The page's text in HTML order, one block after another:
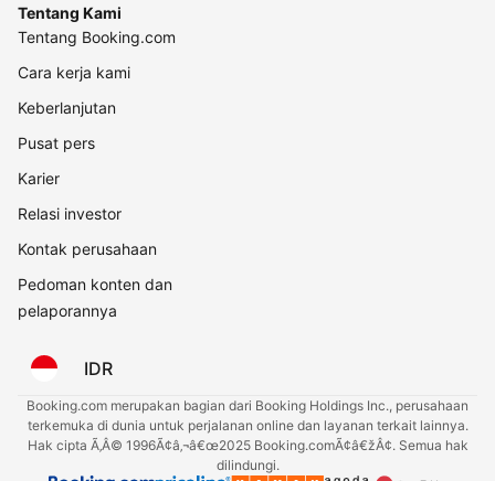
Tentang Kami
Tentang Booking.com
Cara kerja kami
Keberlanjutan
Pusat pers
Karier
Relasi investor
Kontak perusahaan
Pedoman konten dan
pelaporannya
IDR
Booking.com merupakan bagian dari Booking Holdings Inc., perusahaan
terkemuka di dunia untuk perjalanan online dan layanan terkait lainnya.
Hak cipta Ã‚Â© 1996Ã¢â‚¬â€œ2025 Booking.comÃ¢â€žÂ¢. Semua hak
dilindungi.